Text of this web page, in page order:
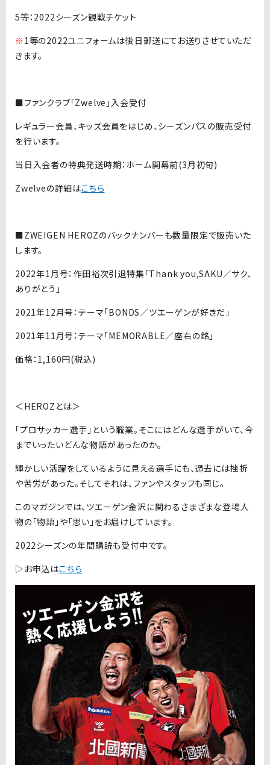
5等：2022シーズン観戦チケット
※ 1等の2022ユニフォームは後日郵送にてお送りさせていただ
きます。
■ファンクラブ「Zwelve」入会受付
レギュラー会員、キッズ会員をはじめ、シーズンパスの販売受付
を行います。
当日入会者の特典発送時期：ホーム開幕前(3月初旬)
Zwelveの詳細はこちら
■ZWEIGEN HEROZのバックナンバーも数量限定で販売いた
します。
2022年1月号：作田裕次引退特集「Thank you,SAKU／サク、
ありがとう」
2021年12月号：テーマ「BONDS／ツエーゲンが好きだ」
2021年11月号：テーマ「MEMORABLE／座右の銘」
価格：1,160円(税込)
＜HEROZとは＞
「プロサッカー選手」という職業。そこにはどんな選手がいて、今
までいったいどんな物語があったのか。
輝かしい活躍をしているように見える選手にも、過去には挫折
や苦労があった。そしてそれは、ファンやスタッフも同じ。
このマガジンでは、ツエーゲン金沢に関わるさまざまな登場人
物の「物語」や「思い」をお届けしています。
2022シーズンの年間購読も受付中です。
▷お申込はこちら